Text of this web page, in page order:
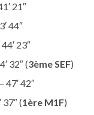
21″
44″
23″
32″ (3ème SEF)
47′ 42″
(1ère M1F)